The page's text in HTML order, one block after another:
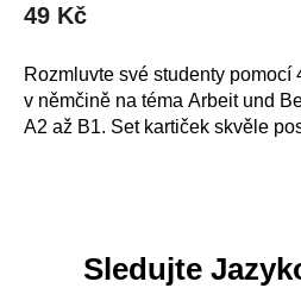
49 Kč
Rozmluvte své studenty pomocí
v němčině na téma Arbeit und
A2 až B1. Set kartiček skvěle
Sledujte